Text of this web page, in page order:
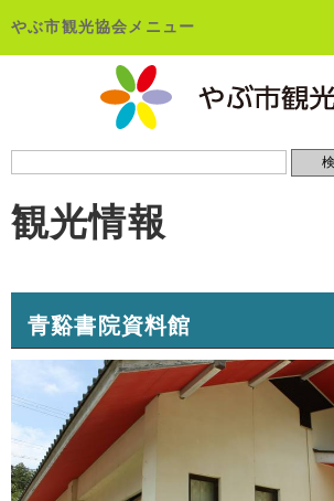
やぶ市観光協会メニュー
観光情報
青谿書院資料館